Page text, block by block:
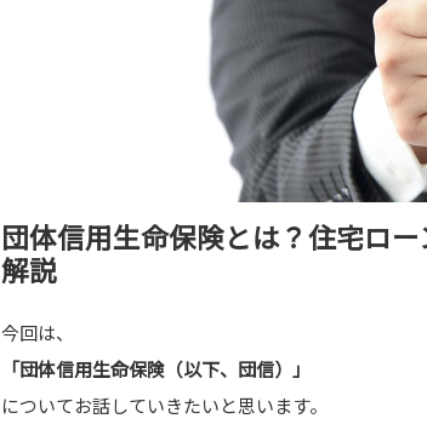
団体信用生命保険とは？住宅ロ
解説
今回は、
「団体信用生命保険（以下、団信）」
についてお話していきたいと思います。